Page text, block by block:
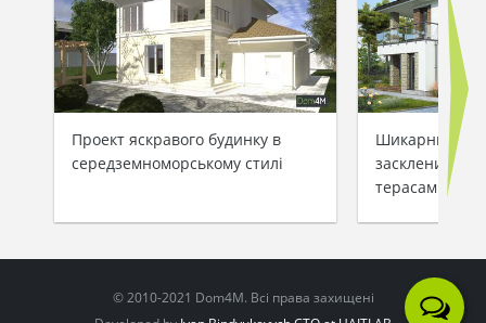
Проект яскравого будинку в
середземноморському стилі
Шикарний
заскленими
терасами
© 2010-2021 Dom4M. Всі права захищені